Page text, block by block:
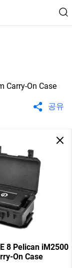
Carry-On Case
공유
8 Pelican iM2500
On Case